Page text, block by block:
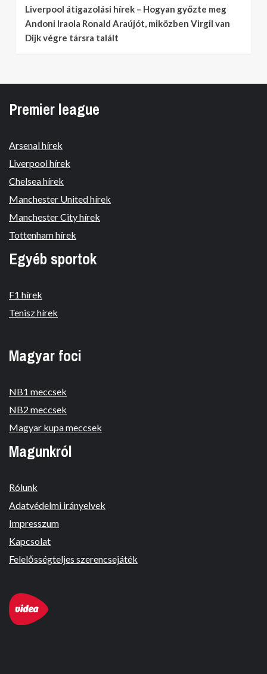
Liverpool átigazolási hírek – Hogyan győzte meg
Andoni Iraola Ronald Araújót, miközben Virgil van
Dijk végre társra talált
Premier league
Arsenal hírek
Liverpool hírek
Chelsea hírek
Manchester United hírek
Manchester City hírek
Tottenham hírek
Egyéb sportok
F1 hírek
Tenisz hírek
Magyar foci
NB1 meccsek
NB2 meccsek
Magyar kupa meccsek
Magunkról
Rólunk
Adatvédelmi irányelvek
Impresszum
Kapcsolat
Felelősségteljes szerencsejáték